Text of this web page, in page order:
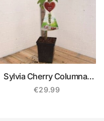
Sylvia Cherry Columnar
Tree
€29.99